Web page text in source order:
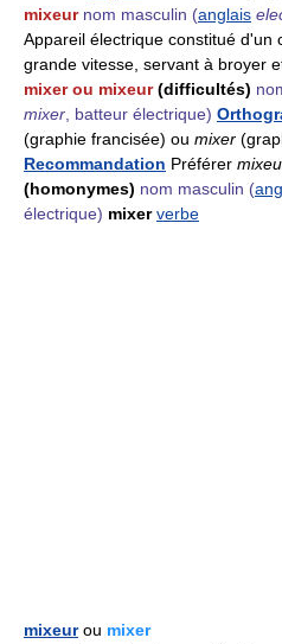
mixeur nom masculin (anglais
Appareil électrique constitué d'un
grande vitesse, servant à broyer
mixer ou mixeur(difficultés)
mixer , batteur électrique)
(graphie francisée) ou mixer
Recommandation Préférer
(homonymes) nom masculin (
électrique) mixer verbe
mixeur ou mixer